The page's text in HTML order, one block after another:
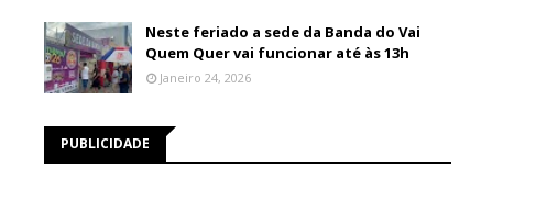
Neste feriado a sede da Banda do Vai
Quem Quer vai funcionar até às 13h
Janeiro 24, 2026
PUBLICIDADE